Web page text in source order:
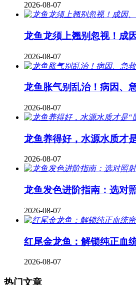
2026-08-07
龙鱼龙须上翘别忽视！成
2026-08-07
龙鱼胀气别乱治！病因、
2026-08-07
龙鱼养得好，水源水质才
2026-08-07
龙鱼发色进阶指南：选对
2026-08-07
红尾金龙鱼：解锁纯正血
2026-08-07
热门文章